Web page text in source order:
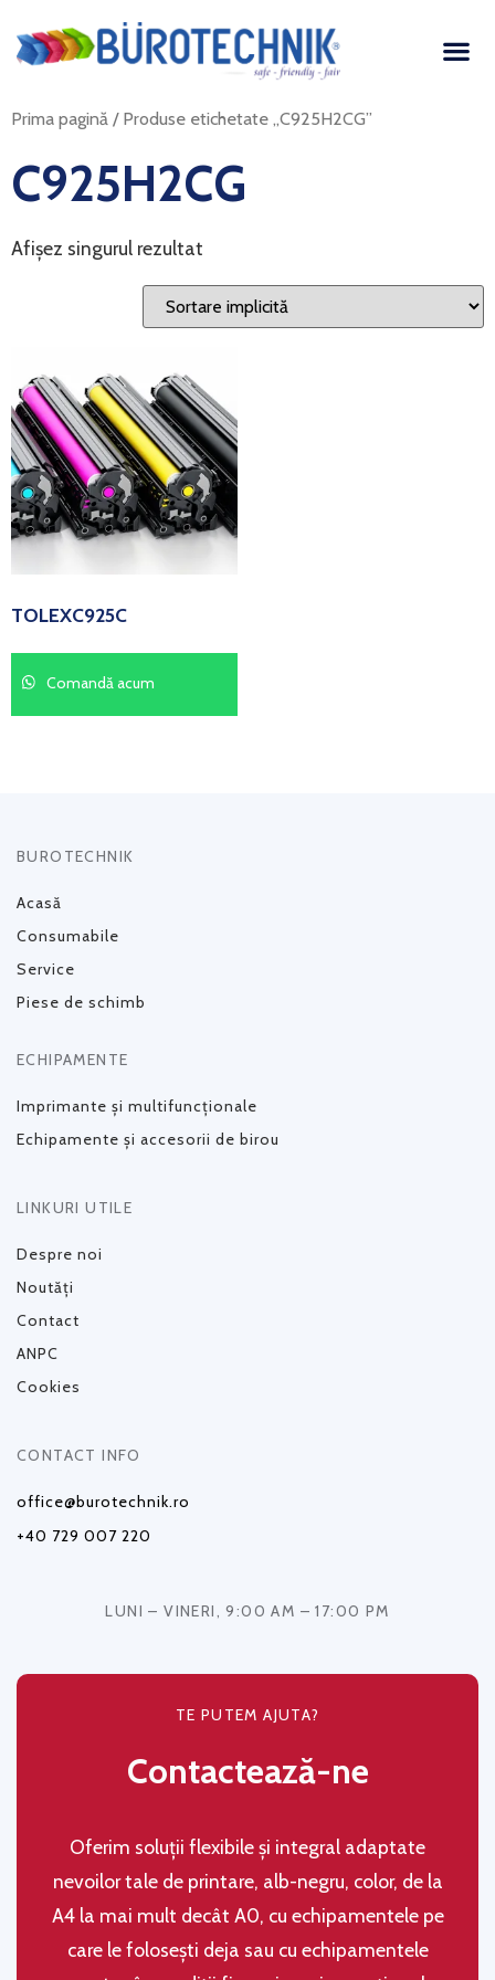
Prima pagină / Produse etichetate „C925H2CG”
C925H2CG
Afișez singurul rezultat
TOLEXC925C
Comandă acum
BUROTECHNIK
Acasă
Consumabile
Service
Piese de schimb
ECHIPAMENTE
Imprimante și multifuncționale
Echipamente și accesorii de birou
LINKURI UTILE
Despre noi
Noutăți
Contact
ANPC
Cookies
CONTACT INFO
office@burotechnik.ro
+40 729 007 220
LUNI – VINERI, 9:00 AM – 17:00 PM
TE PUTEM AJUTA?
Contactează-ne
Oferim soluţii flexibile şi integral adaptate
nevoilor tale de printare, alb-negru, color, de la
A4 la mai mult decât A0, cu echipamentele pe
care le folosești deja sau cu echipamentele